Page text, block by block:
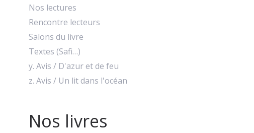
Nos lectures
Rencontre lecteurs
Salons du livre
Textes (Safi…)
y. Avis / D'azur et de feu
z. Avis / Un lit dans l'océan
Nos livres